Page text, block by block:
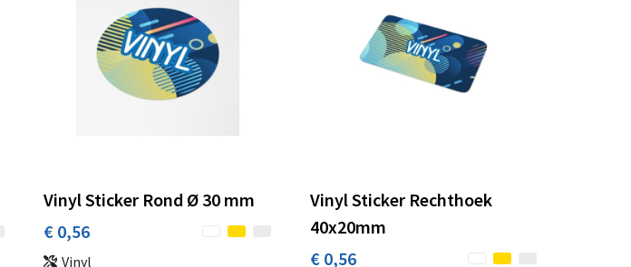
Vinyl Sticker Rond Ø 30 mm
€ 0,56
Vinyl
Vinyl Sticker Rechthoek
40x20mm
€ 0,56